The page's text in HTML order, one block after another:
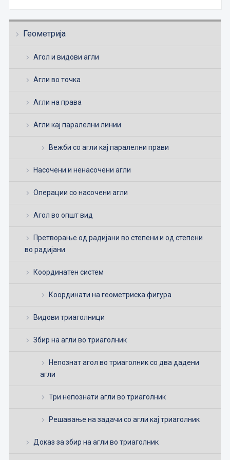
Геометрија
Агол и видови агли
Агли во точка
Агли на права
Агли кај паралелни линии
Вежби со агли кај паралелни прави
Насочени и ненасочени агли
Операции со насочени агли
Агол во општ вид
Претворање од радијани во степени и од степени
во радијани
Координатен систем
Координати на геометриска фигура
Видови триаголници
Збир на агли во триаголник
Непознат агол во триаголник со два дадени
агли
Три непознати агли во триаголник
Решавање на задачи со агли кај триаголник
Доказ за збир на агли во триаголник